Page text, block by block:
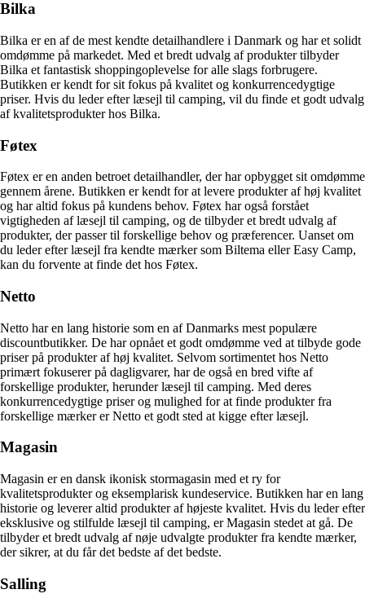
Bilka
Bilka er en af de mest kendte detailhandlere i Danmark og har et solidt
omdømme på markedet. Med et bredt udvalg af produkter tilbyder
Bilka et fantastisk shoppingoplevelse for alle slags forbrugere.
Butikken er kendt for sit fokus på kvalitet og konkurrencedygtige
priser. Hvis du leder efter læsejl til camping, vil du finde et godt udvalg
af kvalitetsprodukter hos Bilka.
Føtex
Føtex er en anden betroet detailhandler, der har opbygget sit omdømme
gennem årene. Butikken er kendt for at levere produkter af høj kvalitet
og har altid fokus på kundens behov. Føtex har også forstået
vigtigheden af læsejl til camping, og de tilbyder et bredt udvalg af
produkter, der passer til forskellige behov og præferencer. Uanset om
du leder efter læsejl fra kendte mærker som Biltema eller Easy Camp,
kan du forvente at finde det hos Føtex.
Netto
Netto har en lang historie som en af Danmarks mest populære
discountbutikker. De har opnået et godt omdømme ved at tilbyde gode
priser på produkter af høj kvalitet. Selvom sortimentet hos Netto
primært fokuserer på dagligvarer, har de også en bred vifte af
forskellige produkter, herunder læsejl til camping. Med deres
konkurrencedygtige priser og mulighed for at finde produkter fra
forskellige mærker er Netto et godt sted at kigge efter læsejl.
Magasin
Magasin er en dansk ikonisk stormagasin med et ry for
kvalitetsprodukter og eksemplarisk kundeservice. Butikken har en lang
historie og leverer altid produkter af højeste kvalitet. Hvis du leder efter
eksklusive og stilfulde læsejl til camping, er Magasin stedet at gå. De
tilbyder et bredt udvalg af nøje udvalgte produkter fra kendte mærker,
der sikrer, at du får det bedste af det bedste.
Salling